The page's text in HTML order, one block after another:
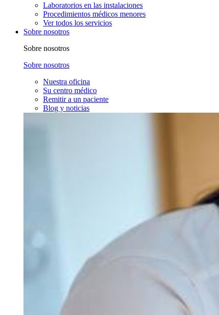
Laboratorios en las instalaciones
Procedimientos médicos menores
Ver todos los servicios
Sobre nosotros
Sobre nosotros
Sobre nosotros
Nuestra oficina
Su centro médico
Remitir a un paciente
Blog y noticias